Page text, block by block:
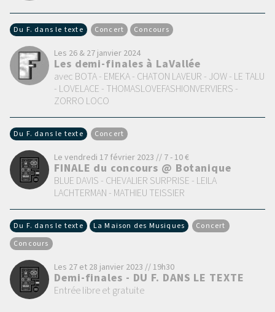
Du F. dans le texte Concert Concours
Les 26 & 27 janvier 2024
Les demi-finales à LaVallée
avec BOTA - EMEKA - CHATON LAVEUR - JOW - LE TALU
- LOVELACE - THOMASLOVEFASHIONVERVIERS -
ZORRO LOCO
Du F. dans le texte Concert
Le vendredi 17 février 2023 // 7 - 10 €
FINALE du concours @ Botanique
BLUE DAVIS - CHEVALIER SURPRISE - LEILA
LACHTERMAN - MATHIEU TEISSIER
Du F. dans le texte La Maison des Musiques
Concert
Concours
Les 27 et 28 janvier 2023 // 19h30
Demi-finales - DU F. DANS LE TEXTE
Entrée libre et gratuite